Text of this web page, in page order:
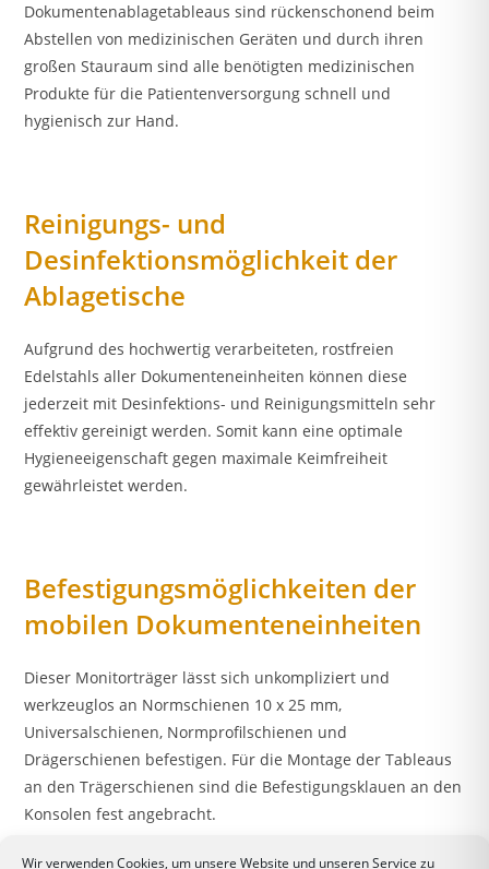
Wir verwenden Cookies, um unsere Website und unseren Service zu
Dokumentenablagetableaus sind rückenschonend beim
Abstellen von medizinischen Geräten und durch ihren
großen Stauraum sind alle benötigten medizinischen
Produkte für die Patientenversorgung schnell und
hygienisch zur Hand.
Reinigungs- und
Desinfektionsmöglichkeit der
Ablagetische
Aufgrund des hochwertig verarbeiteten, rostfreien
Edelstahls aller Dokumenteneinheiten können diese
jederzeit mit Desinfektions- und Reinigungsmitteln sehr
effektiv gereinigt werden. Somit kann eine optimale
Hygieneeigenschaft gegen maximale Keimfreiheit
gewährleistet werden.
Befestigungsmöglichkeiten der
mobilen Dokumenteneinheiten
Dieser Monitorträger lässt sich unkompliziert und
werkzeuglos an Normschienen 10 x 25 mm,
Universalschienen, Normprofilschienen und
Drägerschienen befestigen. Für die Montage der Tableaus
an den Trägerschienen sind die Befestigungsklauen an den
Konsolen fest angebracht.